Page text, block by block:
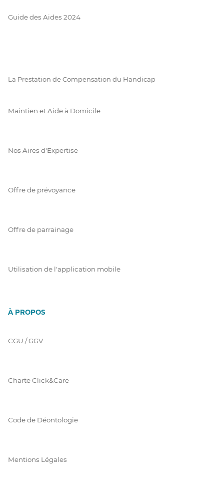
Guide des Aides 2024
La Prestation de Compensation du Handicap
Maintien et Aide à Domicile
Nos Aires d'Expertise
Offre de prévoyance
Offre de parrainage
Utilisation de l'application mobile
À PROPOS
CGU / GGV
Charte Click&Care
Code de Déontologie
Mentions Légales